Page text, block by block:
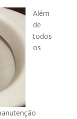
Além
de
todos
os